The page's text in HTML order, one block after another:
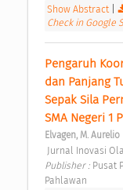
Show Abstract|
Check in Google
Pengaruh
dan Panjang
Sepak Sila
SMA Negeri 1
Elvagen, M. Aurelio
Jurnal Inovasi
Publisher : Pusat
Pahlawan